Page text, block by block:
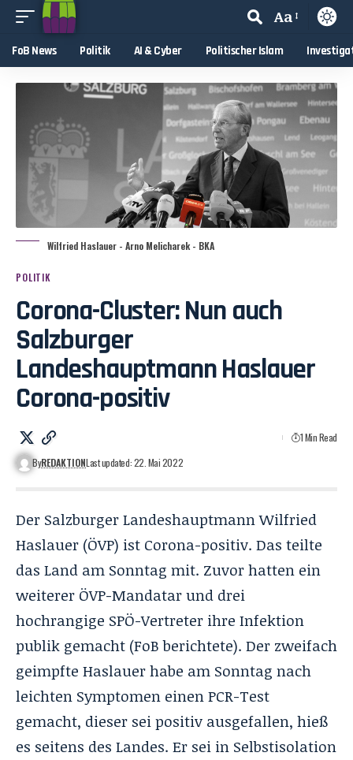
Aa
FoB News Politik AI & Cyber Politischer Islam
Wilfried Haslauer - Arno Melicharek - BKA
POLITIK
Corona-Cluster: Nun auch
Salzburger
Landeshauptmann Haslauer
Corona-positiv
ByREDAKTIONLast updated: 22. Mai 2022
1 Min Read
Der Salzburger Landeshauptmann Wilfried
Haslauer (ÖVP) ist Corona-positiv. Das teilte
das Land am Sonntag mit. Zuvor hatten ein
weiterer ÖVP-Mandatar und drei
hochrangige SPÖ-Vertreter ihre Infektion
publik gemacht (FoB berichtete). Der zweifach
geimpfte Haslauer habe am Sonntag nach
leichten Symptomen einen PCR-Test
gemacht, dieser sei positiv ausgefallen, hieß
es seitens des Landes. Er sei in Selbstisolation